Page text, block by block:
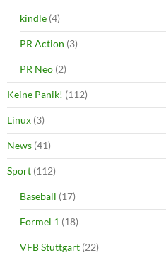
kindle (4)
PR Action (3)
PR Neo (2)
Keine Panik! (112)
Linux (3)
News (41)
Sport (112)
Baseball (17)
Formel 1 (18)
VFB Stuttgart (22)